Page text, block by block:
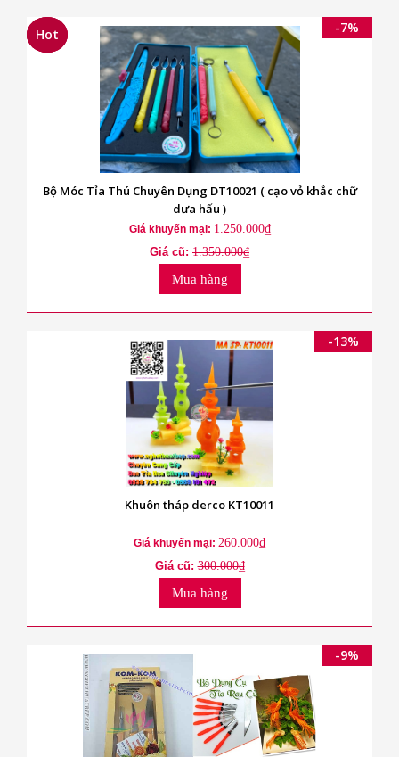
Hot
Hot
Hot -7%
Bộ Móc Tỉa Thú Chuyên Dụng DT10021 ( cạo vỏ khắc chữ
dưa hấu )
Giá khuyến mại: 1.250.000₫
Giá cũ: 1.350.000₫
Mua hàng
-13%
Khuôn tháp derco KT10011
Giá khuyến mại: 260.000₫
Giá cũ:300.000₫
Mua hàng
-9%